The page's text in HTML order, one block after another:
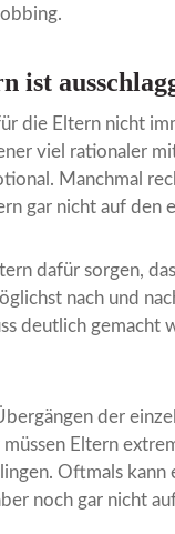
ist
die Eltern nicht
viel rationaler
Manchmal
gar nicht auf den
dafür sorgen,
nach und
deutlich gemacht
der
Eltern
Oftmals kann
noch gar nicht